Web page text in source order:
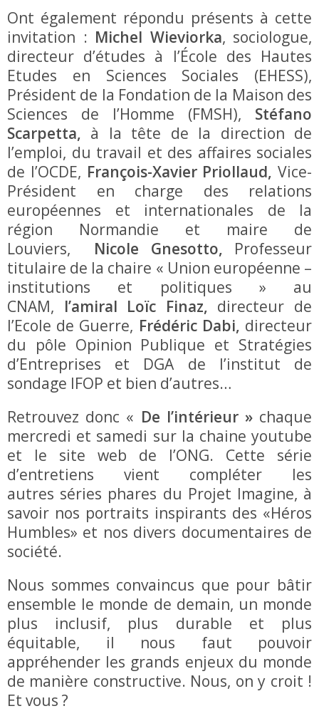
Ont également répondu présents à cette
invitation : Michel Wieviorka, sociologue,
directeur d’études à l’École des Hautes
Etudes en Sciences Sociales (EHESS),
Président de la Fondation de la Maison des
Sciences de l’Homme (FMSH), Stéfano
Scarpetta, à la tête de la direction de
l’emploi, du travail et des affaires sociales
de l’OCDE, François-Xavier Priollaud, Vice-
Président en charge des relations
européennes et internationales de la
région Normandie et maire de
Louviers, Nicole Gnesotto, Professeur
titulaire de la chaire « Union européenne –
institutions et politiques » au
CNAM, l’amiral Loïc Finaz, directeur de
l’Ecole de Guerre, Frédéric Dabi, directeur
du pôle Opinion Publique et Stratégies
d’Entreprises et DGA de l’institut de
sondage IFOP et bien d’autres…
Retrouvez donc « De l’intérieur » chaque
mercredi et samedi sur la chaine youtube
et le site web de l’ONG. Cette série
d’entretiens vient compléter les
autres séries phares du Projet Imagine, à
savoir nos portraits inspirants des «Héros
Humbles» et nos divers documentaires de
société.
Nous sommes convaincus que pour bâtir
ensemble le monde de demain, un monde
plus inclusif, plus durable et plus
équitable, il nous faut pouvoir
appréhender les grands enjeux du monde
de manière constructive. Nous, on y croit !
Et vous ?